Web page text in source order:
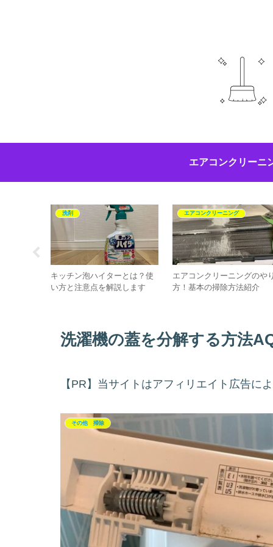
エアコンクリーニ
洗剤
キッチン泡ハイターとは？使
い方と注意点を解説します
エアコンクリーニング
エアコンクリーニングのや
方！基本の掃除方法紹介
洗濯機の蓋を分解する方法
【PR】当サイトはアフィリエイト広告に
その他 掃除